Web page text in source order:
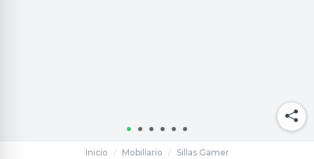
Inicio / Mobiliario / Sillas Gamer